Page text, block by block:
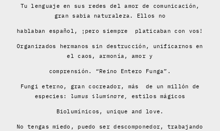
Tu lenguaje en sus redes del amor de comunicación,
gran sabia naturaleza. Ellos no
hablaban español, ¡pero siempre platicaban con vos!
Organizados hermanos sin destrucción, unificarnos en
el caos, armonía, amor y
comprensión. “Reino Entero Funga”.
Fungi eterno, gran cocreador, más de un millón de
especies: lumus iluminare, estilos mágicos
Biolumínicos, unique and love.
No tengas miedo, puedo ser descomponedor, trabajando